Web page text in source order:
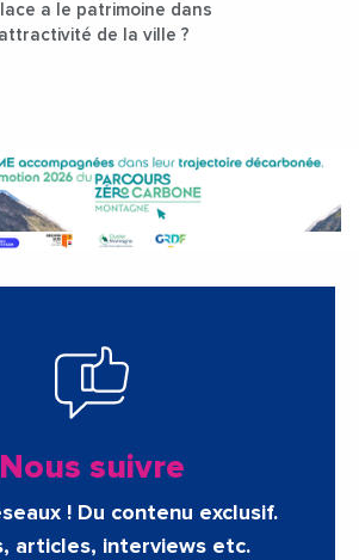
a le patrimoine dans
de la ville ?
Nous suivre
! Du contenu exclusif.
articles, interviews etc.